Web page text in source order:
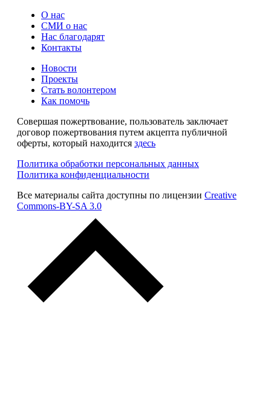
О нас
СМИ о нас
Нас благодарят
Контакты
Новости
Проекты
Стать волонтером
Как помочь
Совершая пожертвование, пользователь заключает
договор пожертвования путем акцепта публичной
оферты, который находится здесь
Политика обработки персональных данных
Политика конфиденциальности
Все материалы сайта доступны по лицензии Creative
Commons-BY-SA 3.0